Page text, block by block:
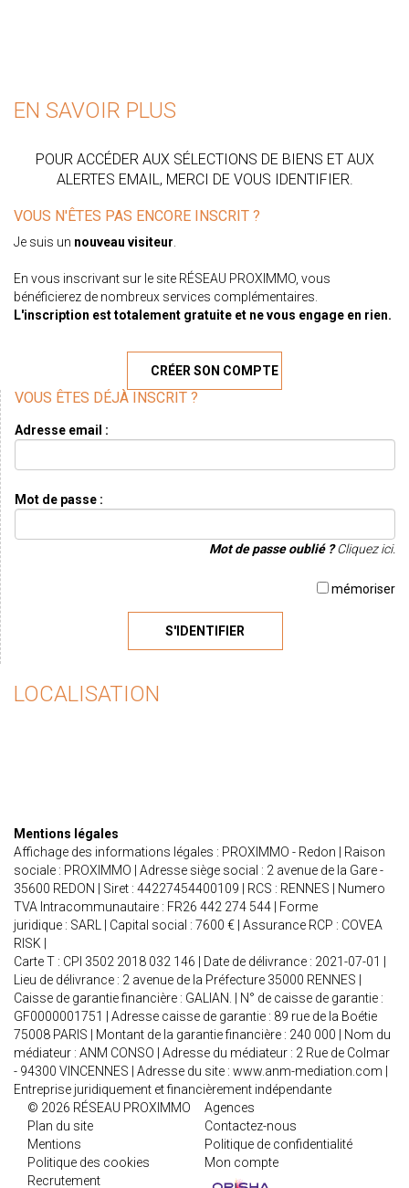
EN SAVOIR PLUS
POUR ACCÉDER AUX SÉLECTIONS DE BIENS ET AUX
ALERTES EMAIL, MERCI DE VOUS IDENTIFIER.
VOUS N'ÊTES PAS ENCORE INSCRIT ?
Je suis un nouveau visiteur.
En vous inscrivant sur le site RÉSEAU PROXIMMO, vous
bénéficierez de nombreux services complémentaires.
L'inscription est totalement gratuite et ne vous engage en rien.
CRÉER SON COMPTE
VOUS ÊTES DÉJÀ INSCRIT ?
Adresse email :
Mot de passe :
Mot de passe oublié ?Cliquez ici.
mémoriser
S'IDENTIFIER
LOCALISATION
Mentions légales
Affichage des informations légales : PROXIMMO - Redon | Raison
sociale : PROXIMMO | Adresse siège social : 2 avenue de la Gare -
35600 REDON | Siret : 44227454400109 | RCS : RENNES | Numero
TVA Intracommunautaire : FR26 442 274 544 | Forme
juridique : SARL | Capital social : 7600 € | Assurance RCP : COVEA
RISK |
Carte T : CPI 3502 2018 032 146 | Date de délivrance : 2021-07-01 |
Lieu de délivrance : 2 avenue de la Préfecture 35000 RENNES |
Caisse de garantie financière : GALIAN. | N° de caisse de garantie :
GF0000001751 | Adresse caisse de garantie : 89 rue de la Boétie
75008 PARIS | Montant de la garantie financière : 240 000 | Nom du
médiateur : ANM CONSO | Adresse du médiateur : 2 Rue de Colmar
- 94300 VINCENNES | Adresse du site : www.anm-mediation.com
Entreprise juridiquement et financièrement indépendante
© 2026 RÉSEAU PROXIMMO
Agences
Plan du site
Contactez-nous
Mentions
Politique de confidentialité
Politique des cookies
Mon compte
Recrutement